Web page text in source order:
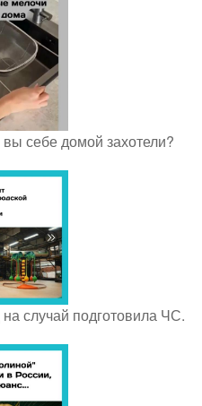
себе домой захотели?
случай подготовила ЧС.